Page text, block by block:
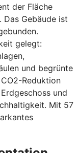
der Fläche
Das Gebäude ist
gelegt:
und begrünte
Reduktion
und
Mit 57